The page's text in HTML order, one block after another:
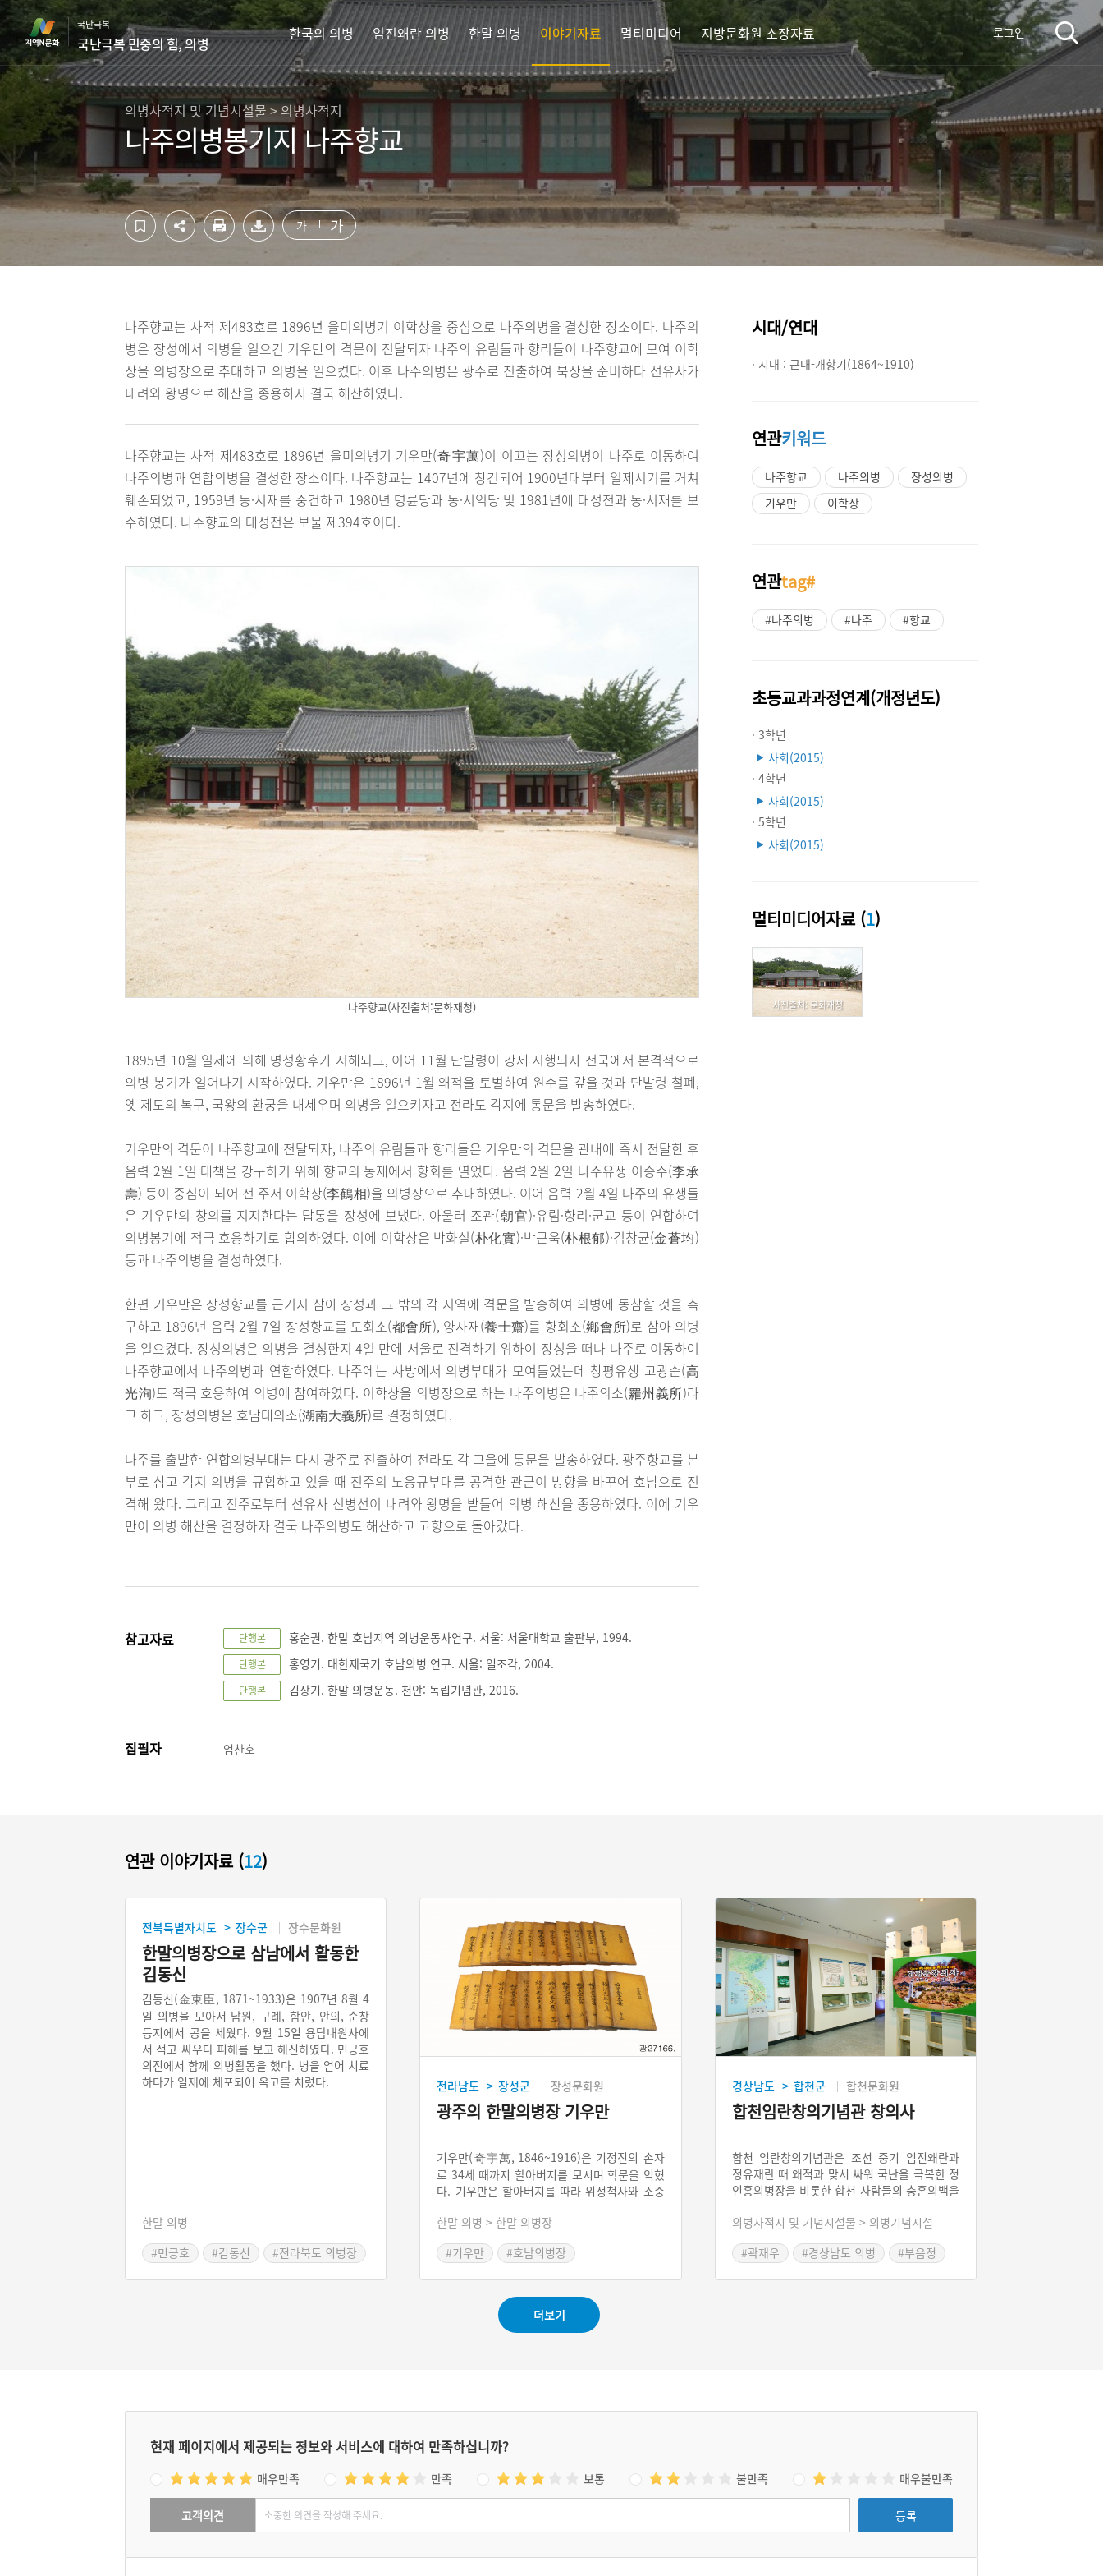
컨
텐
츠
영
역
바
로
가
기
하
단
영
역
바
로
가
기
국난극복
국난극복 민중의 힘, 의병
한국의 의병 임진왜란 의병 한말 의병 이야기자료 멀티미디어 지방문화원 소장자료 로그인
의병사적지 및 기념시설물 > 의병사적지
나주의병봉기지 나주향교
가 가
나주향교는 사적 제483호로 1896년 을미의병기 이학상을 중심으로 나주의병을 결성한 장소이다. 나주의
병은 장성에서 의병을 일으킨 기우만의 격문이 전달되자 나주의 유림들과 향리들이 나주향교에 모여 이학
상을 의병장으로 추대하고 의병을 일으켰다. 이후 나주의병은 광주로 진출하여 북상을 준비하다 선유사가
내려와 왕명으로 해산을 종용하자 결국 해산하였다.
나주향교는 사적 제483호로 1896년 을미의병기 기우만(奇宇萬)이 이끄는 장성의병이 나주로 이동하여
나주의병과 연합의병을 결성한 장소이다. 나주향교는 1407년에 창건되어 1900년대부터 일제시기를 거쳐
훼손되었고, 1959년 동·서재를 중건하고 1980년 명륜당과 동·서익당 및 1981년에 대성전과 동·서재를 보
수하였다. 나주향교의 대성전은 보물 제394호이다.
나주향교(사진출처:문화재청)
1895년 10월 일제에 의해 명성황후가 시해되고, 이어 11월 단발령이 강제 시행되자 전국에서 본격적으로
의병 봉기가 일어나기 시작하였다. 기우만은 1896년 1월 왜적을 토벌하여 원수를 갚을 것과 단발령 철폐,
옛 제도의 복구, 국왕의 환궁을 내세우며 의병을 일으키자고 전라도 각지에 통문을 발송하였다.
기우만의 격문이 나주향교에 전달되자, 나주의 유림들과 향리들은 기우만의 격문을 관내에 즉시 전달한 후
음력 2월 1일 대책을 강구하기 위해 향교의 동재에서 향회를 열었다. 음력 2월 2일 나주유생 이승수(李承
壽) 등이 중심이 되어 전 주서 이학상(李鶴相)을 의병장으로 추대하였다. 이어 음력 2월 4일 나주의 유생들
은 기우만의 창의를 지지한다는 답통을 장성에 보냈다. 아울러 조관(朝官)·유림·향리·군교 등이 연합하여
의병봉기에 적극 호응하기로 합의하였다. 이에 이학상은 박화실(朴化實)·박근욱(朴根郁)·김창균(金蒼均)
등과 나주의병을 결성하였다.
한편 기우만은 장성향교를 근거지 삼아 장성과 그 밖의 각 지역에 격문을 발송하여 의병에 동참할 것을 촉
구하고 1896년 음력 2월 7일 장성향교를 도회소(都會所), 양사재(養士齋)를 향회소(鄕會所)로 삼아 의병
을 일으켰다. 장성의병은 의병을 결성한지 4일 만에 서울로 진격하기 위하여 장성을 떠나 나주로 이동하여
나주향교에서 나주의병과 연합하였다. 나주에는 사방에서 의병부대가 모여들었는데 창평유생 고광순(高
光洵)도 적극 호응하여 의병에 참여하였다. 이학상을 의병장으로 하는 나주의병은 나주의소(羅州義所)라
고 하고, 장성의병은 호남대의소(湖南大義所)로 결정하였다.
나주를 출발한 연합의병부대는 다시 광주로 진출하여 전라도 각 고을에 통문을 발송하였다. 광주향교를 본
부로 삼고 각지 의병을 규합하고 있을 때 진주의 노응규부대를 공격한 관군이 방향을 바꾸어 호남으로 진
격해 왔다. 그리고 전주로부터 선유사 신병선이 내려와 왕명을 받들어 의병 해산을 종용하였다. 이에 기우
만이 의병 해산을 결정하자 결국 나주의병도 해산하고 고향으로 돌아갔다.
참고자료 단행본 홍순권. 한말 호남지역 의병운동사연구. 서울: 서울대학교 출판부, 1994.
단행본 홍영기. 대한제국기 호남의병 연구. 서울: 일조각, 2004.
단행본 김상기. 한말 의병운동. 천안: 독립기념관, 2016.
집필자 엄찬호
시대/연대
· 시대 : 근대-개항기(1864~1910)
연관키워드
나주향교 나주의병
장성의병
기우만
이학상
연관tag#
#나주의병 #나주 #향교
초등교과과정연계(개정년도)
· 3학년
▶ 사회(2015)
· 4학년
▶ 사회(2015)
· 5학년
▶ 사회(2015)
멀티미디어자료 (1)
사진출처: 문화재청
연관 이야기자료 (12)
전북특별자치도 > 장수군 장수문화원
한말의병장으로 삼남에서 활동한
김동신
김동신(金東臣, 1871~1933)은 1907년 8월 4
일 의병을 모아서 남원, 구례, 함안, 안의, 순창
등지에서 공을 세웠다. 9월 15일 용담내원사에
서 적고 싸우다 피해를 보고 해진하였다. 민긍호
의진에서 함께 의병활동을 했다. 병을 얻어 치료
하다가 일제에 체포되어 옥고를 치렀다.
한말 의병
#민긍호
#김동신
#전라북도 의병장
전라남도 > 장성군 장성문화원
광주의 한말의병장 기우만
기우만(奇宇萬, 1846~1916)은 기정진의 손자
로 34세 때까지 할아버지를 모시며 학문을 익혔
다. 기우만은 할아버지를 따라 위정척사와 소중
사변이 일어나자 각 읍에 통고하여 규탄을 촉구
했으며, 단발령이 일어나자 1896년 전라남도 장
성에서 의병을 일으켜 나주와 광주 등지에서 활
한말 의병 > 한말 의병장
#기우만
#호남의병장
경상남도 > 합천군 합천문화원
합천임란창의기념관 창의사
합천 임란창의기념관은 조선 중기 임진왜란과
정유재란 때 왜적과 맞서 싸워 국난을 극복한 정
인홍의병장을 비롯한 합천 사람들의 충혼의백을
를 수호한 의병장 및 의사 백십 명과 이름 없이
업적을 기리기 위해 2001년 개관하였다. 경내에
의병사적지 및 기념시설물 > 의병기념시설
#곽재우
#경상남도 의병
#부음정
더보기
현재 페이지에서 제공되는 정보와 서비스에 대하여 만족하십니까?
매우만족 만족 보통 불만족 매우불만족
고객의견 등록